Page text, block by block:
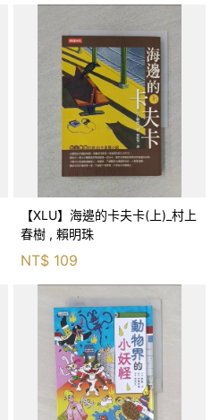
【XLU】海邊的卡夫卡(上)_村上
春樹 , 賴明珠
NT$ 109